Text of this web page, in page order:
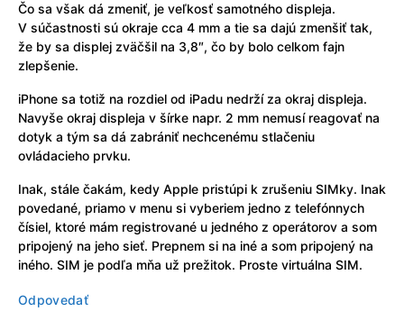
Čo sa však dá zmeniť, je veľkosť samotného displeja.
V súčastnosti sú okraje cca 4 mm a tie sa dajú zmenšiť tak,
že by sa displej zväčšil na 3,8″, čo by bolo celkom fajn
zlepšenie.
iPhone sa totiž na rozdiel od iPadu nedrží za okraj displeja.
Navyše okraj displeja v šírke napr. 2 mm nemusí reagovať na
dotyk a tým sa dá zabrániť nechcenému stlačeniu
ovládacieho prvku.
Inak, stále čakám, kedy Apple pristúpi k zrušeniu SIMky. Inak
povedané, priamo v menu si vyberiem jedno z telefónnych
čísiel, ktoré mám registrované u jedného z operátorov a som
pripojený na jeho sieť. Prepnem si na iné a som pripojený na
iného. SIM je podľa mňa už prežitok. Proste virtuálna SIM.
Odpovedať